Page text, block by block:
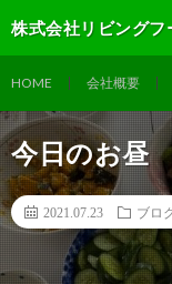
株式会社リビングフ
HOME 会社概要
今日のお昼
2021.07.23 ブロ